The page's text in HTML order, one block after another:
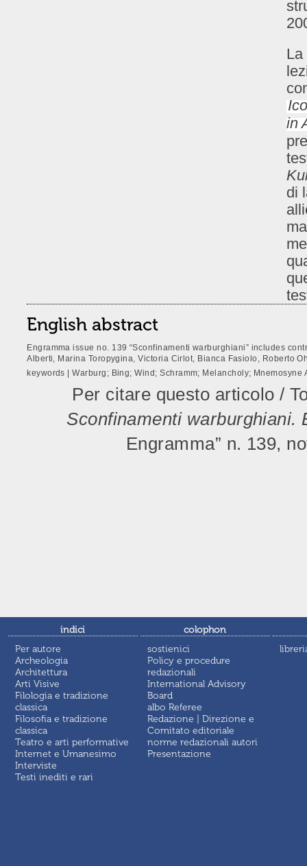
La
in
di
English abstract
Engramma issue no. 139 “Sconfinamenti warburghiani” includes
Alberti, Marina Toropygina, Victoria Cirlot, Bianca Fasiolo, Roberto
keywords | Warburg; Bing; Wind; Schramm; Melancholy; Mnemosyne
Per citare questo articolo /
Sconfinamenti warburghiani.
Engramma” n. 139,
indici
Per autore
Archeologia
Architettura
Arti Visive
Filologia e tradizione
classica
Filosofia e tradizione
classica
Teatro e arti performative
Internet e Umanesimo
Interviste
Testi inediti e rari
colophon
sostienici
Policy e procedure
redazionali
International Advisory
Board
albo Referee
Redazione | Direzione e
Comitato editoriale
norme redazionali autori
Presentazione